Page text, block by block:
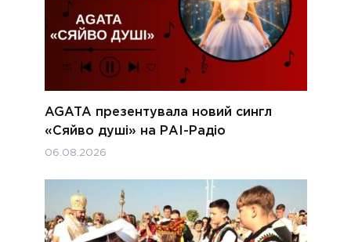
AGATA презентувала новий сингл
«Сяйво душі» на РАІ-Радіо
06.08.2026